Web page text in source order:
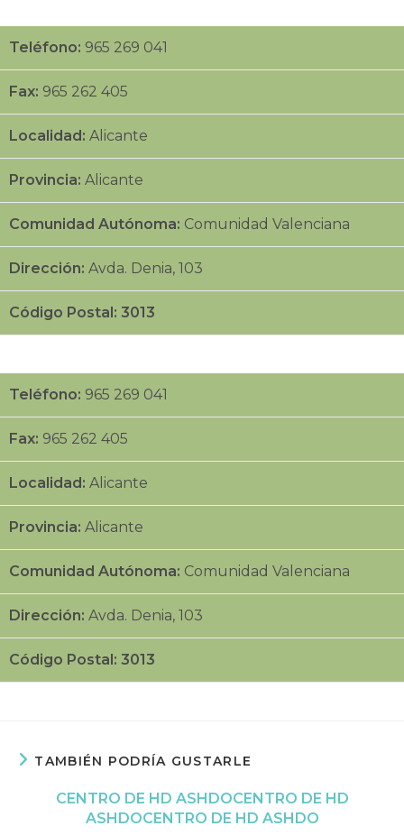
Teléfono: 965 269 041
Fax: 965 262 405
Localidad: Alicante
Provincia: Alicante
Comunidad Autónoma: Comunidad Valenciana
Dirección: Avda. Denia, 103
Código Postal: 3013
Teléfono: 965 269 041
Fax: 965 262 405
Localidad: Alicante
Provincia: Alicante
Comunidad Autónoma: Comunidad Valenciana
Dirección: Avda. Denia, 103
Código Postal: 3013
TAMBIÉN PODRÍA GUSTARLE
CENTRO DE HD ASHDOCENTRO DE HD
ASHDOCENTRO DE HD ASHDO